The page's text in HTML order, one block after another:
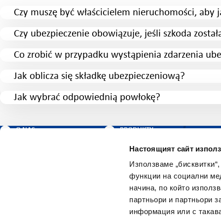
Настоящият сайт
Използваме
функции на социални
начина, по който
партньори и партньори
информация или с
Czy muszę być właścicielem nieruchomości, aby
Czy ubezpieczenie obowiązuje, jeśli szkoda
Co zrobić w przypadku wystąpienia zdarzenia
Jak oblicza się składkę ubezpieczeniową?
Jak wybrać odpowiednią powłokę?
O NAS
PRODUKTY
PRZYDATNE
BEZPIECZEŃSTWO
WAŻNYCH RZECZY
MAPA STRONY